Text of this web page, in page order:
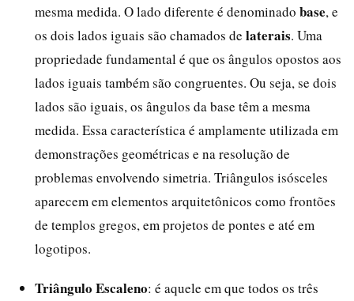
mesma medida. O lado diferente é denominado base, e
os dois lados iguais são chamados de laterais. Uma
propriedade fundamental é que os ângulos opostos aos
lados iguais também são congruentes. Ou seja, se dois
lados são iguais, os ângulos da base têm a mesma
medida. Essa característica é amplamente utilizada em
demonstrações geométricas e na resolução de
problemas envolvendo simetria. Triângulos isósceles
aparecem em elementos arquitetônicos como frontões
de templos gregos, em projetos de pontes e até em
logotipos.
Triângulo Escaleno: é aquele em que todos os três